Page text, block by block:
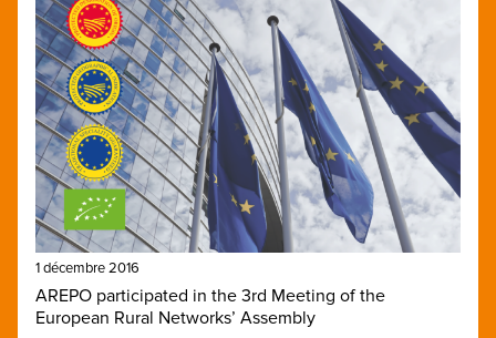
1 décembre 2016
AREPO participated in the 3rd Meeting of the
European Rural Networks’ Assembly